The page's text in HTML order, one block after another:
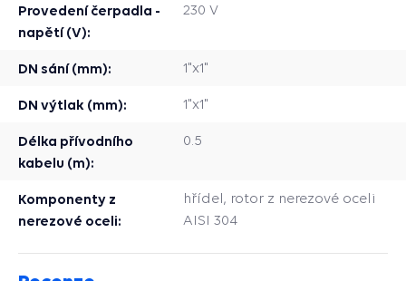
Provedení čerpadla -
napětí (V):
230 V
DN sání (mm): 1"x1"
DN výtlak (mm): 1"x1"
Délka přívodního
kabelu (m):
0.5
Komponenty z
nerezové oceli:
hřídel, rotor z nerezové oceli
AISI 304